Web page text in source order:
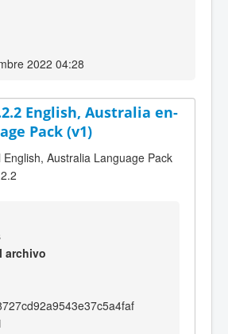
2022 04:28
English, Australia en-
Pack (v1)
Australia Language Pack
archivo